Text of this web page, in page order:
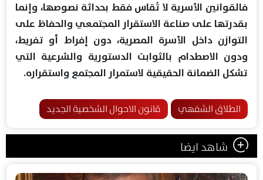
فالقوانين الأسرية لا تُقاس فقط بحداثة نصوصها، وإنما
بقدرتها على صناعة الاستقرار المجتمعي والحفاظ على
التوازن داخل الأسرة المصرية، دون إفراط أو تفريط،
ودون الاصطدام بالثوابت الدستورية والشرعية التي
تشكل الضمانة الحقيقية لاستمرار المجتمع واستقراره.
الطلاق الشفهي قانون الاحوال الشخصية الجديد
شاهد ايضا